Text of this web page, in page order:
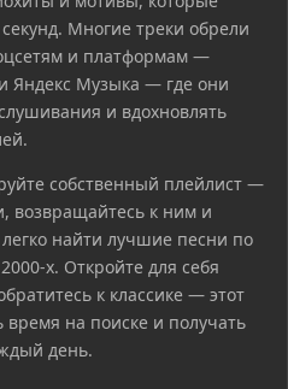
Многие треки обрели
и платформам —
Яндекс Музыка — где они
и вдохновлять
собственный плейлист —
возвращайтесь к ним и
найти лучшие песни по
х. Откройте для себя
к классике — этот
время на поиске и получать
день.